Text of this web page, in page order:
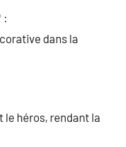
:
dans la
le héros, rendant la